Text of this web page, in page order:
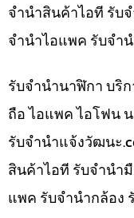
จำนำสินค้าไอที รับ
จำนำไอแพค รับจำ
รับจำนำนาฬิกา บริ
ถือ ไอแพค ไอโฟน
รับจํานําแจ้งวัฒนะ
สินค้าไอที รับจำนำ
แพค รับจำนำกล้อง